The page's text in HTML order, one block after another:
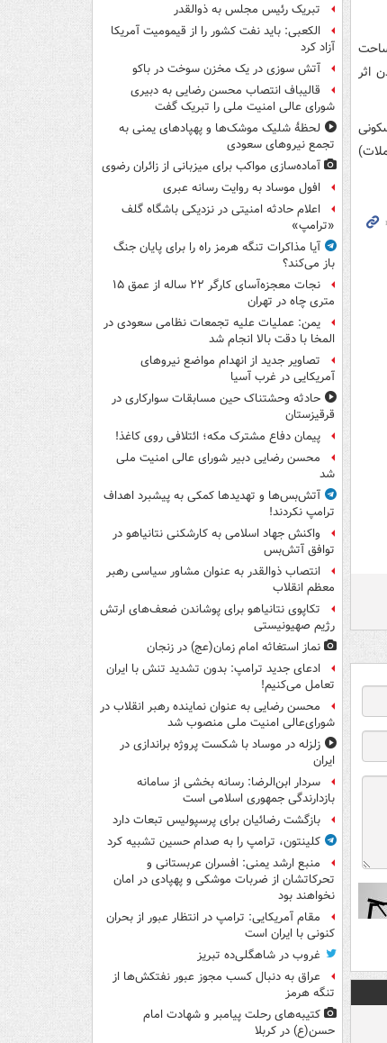
اثر
تبریک رئیس مجلس به ذوالقدر
الکعبی: باید نفت کشور را از قیمومیت آمریکا
آزاد کرد
آتش سوزی در یک مخزن سوخت در باکو
قالیباف انتصاب محسن رضایی به دبیری
شورای عالی امنیت ملی را تبریک گفت
لحظۀ شلیک موشک‌ها و پهپادهای یمنی به
تجمع نیروهای سعودی
آماده‌سازی مواکب برای میزبانی از زائران رضوی
افول موساد به روایت رسانه عبری
اعلام حادثه امنیتی در نزدیکی باشگاه گلف
«ترامپ»
آیا مذاکرات تنگه هرمز راه را برای پایان جنگ
باز می‌کند؟
نجات معجزه‌آسای کارگر ۲۲ ساله از عمق ۱۵
متری چاه در تهران
یمن: عملیات علیه تجمعات نظامی سعودی در
المخا با دقت بالا انجام شد
تصاویر جدید از انهدام مواضع نیروهای
آمریکایی در غرب آسیا
حادثه وحشتناک حین مسابقات سوارکاری در
قرقیزستان
پیمان دفاع مشترک مکه؛ ائتلافی روی کاغذ!
محسن رضایی دبیر شورای عالی امنیت ملی
شد
آتش‌بس‌ها و تهدیدها کمکی به پیشبرد اهداف
ترامپ نکردند!
واکنش جهاد اسلامی به کارشکنی نتانیاهو در
توافق آتش‌بس
انتصاب ذوالقدر به عنوان مشاور سیاسی رهبر
معظم انقلاب
تکاپوی نتانیاهو برای پوشاندن ضعف‌های ارتش
رژیم صهیونیستی
نماز استغاثه امام زمان(عج) در زنجان
ادعای جدید ترامپ: بدون تشدید تنش با ایران
تعامل می‌کنیم!
محسن رضایی به عنوان نماینده رهبر انقلاب در
شورای‌عالی امنیت ملی منصوب شد
زلزله در موساد با شکست پروژه براندازی در
ایران
سردار ابن‌الرضا: رسانه بخشی از سامانه
بازدارندگی جمهوری اسلامی است
بازگشت رضائیان برای پرسپولیس تبعات دارد
کلینتون، ترامپ را به صدام حسین تشبیه کرد
منبع ارشد یمنی: افسران عربستانی و
تحرکاتشان از ضربات موشکی و پهپادی در امان
نخواهند بود
مقام آمریکایی: ترامپ در انتظار عبور از بحران
کنونی با ایران است
غروب در شاهگلی‌ده تبریز
عراق به دنبال کسب مجوز عبور نفتکش‌ها از
تنگه هرمز
کتیبه‌های رحلت پیامبر و شهادت امام
حسن(ع) در کربلا